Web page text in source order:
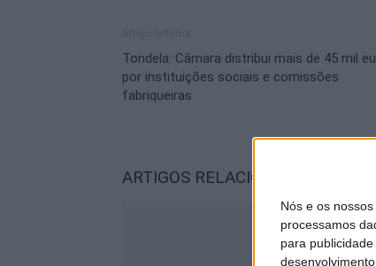
Nós e os nossos
processamos
para
Tondela: Câmara distribui mais de 45 mil
por instituições sociais e comissões
fabriqueiras
ARTIGOS RELACIONADOS